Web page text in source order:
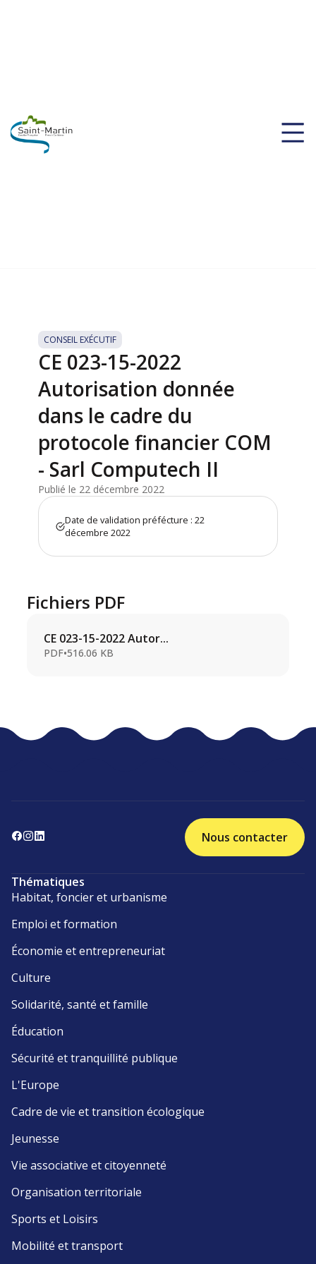
CONSEIL EXÉCUTIF
CE 023-15-2022
Autorisation donnée
dans le cadre du
protocole financier COM
- Sarl Computech II
Publié le 22 décembre 2022
Date de validation préfécture : 22
décembre 2022
Fichiers PDF
CE 023-15-2022 Autor...
PDF•516.06 KB
Nous contacter
Thématiques
Habitat, foncier et urbanisme
Emploi et formation
Économie et entrepreneuriat
Culture
Solidarité, santé et famille
Éducation
Sécurité et tranquillité publique
L'Europe
Cadre de vie et transition écologique
Jeunesse
Vie associative et citoyenneté
Organisation territoriale
Sports et Loisirs
Mobilité et transport